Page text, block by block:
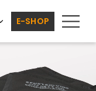
E-SHOP